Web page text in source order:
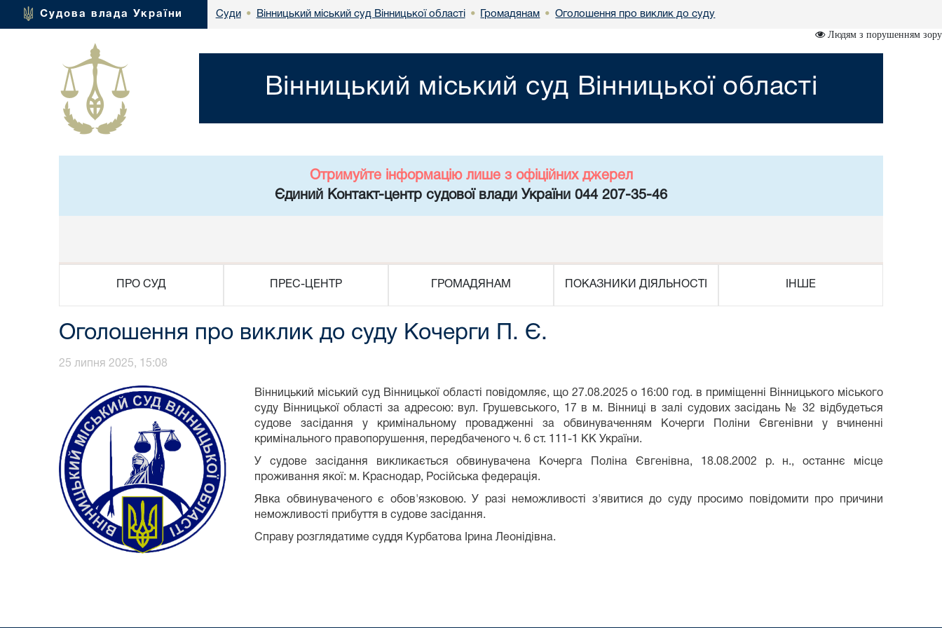
Судова влада України Суди • Вінницький міський суд Вінницької області • Громадянам • Оголошення про виклик до суду
Людям з порушенням зору
Вінницький міський суд Вінницької області
Отримуйте інформацію лише з офіційних джерел
Єдиний Контакт-центр судової влади України 044 207-35-46
ПРО СУД ПРЕС-ЦЕНТР ГРОМАДЯНАМ ПОКАЗНИКИ ДІЯЛЬНОСТІ ІНШЕ
Оголошення про виклик до суду Кочерги П. Є.
25 липня 2025, 15:08
Вінницький міський суд Вінницької області повідомляє, що 27.08.2025 о 16:00 год. в приміщенні Вінницького міського
суду Вінницької області за адресою: вул. Грушевського, 17 в м. Вінниці в залі судових засідань № 32 відбудеться
судове засідання у кримінальному провадженні за обвинуваченням Кочерги Поліни Євгенівни у вчиненні
кримінального правопорушення, передбаченого ч. 6 ст. 111-1 КК України.
У судове засідання викликається обвинувачена Кочерга Поліна Євгенівна, 18.08.2002 р. н., останнє місце
проживання якої: м. Краснодар, Російська федерація.
Явка обвинуваченого є обов'язковою. У разі неможливості з'явитися до суду просимо повідомити про причини
неможливості прибуття в судове засідання.
Справу розглядатиме суддя Курбатова Ірина Леонідівна.